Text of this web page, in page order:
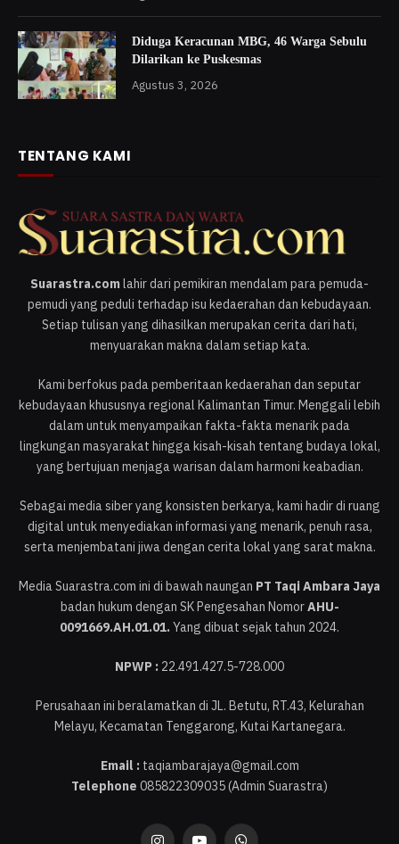
Diduga Keracunan MBG, 46 Warga Sebulu
Dilarikan ke Puskesmas
Agustus 3, 2026
TENTANG KAMI
Suarastra.comlahir dari pemikiran mendalam para pemuda-
pemudi yang peduli terhadap isu kedaerahan dan kebudayaan.
Setiap tulisan yang dihasilkan merupakan cerita dari hati,
menyuarakan makna dalam setiap kata.
Kami berfokus pada pemberitaan kedaerahan dan seputar
kebudayaan khususnya regional Kalimantan Timur. Menggali lebih
dalam untuk menyampaikan fakta-fakta menarik pada
lingkungan masyarakat hingga kisah-kisah tentang budaya lokal,
yang bertujuan menjaga warisan dalam harmoni keabadian.
Sebagai media siber yang konsisten berkarya, kami hadir di ruang
digital untuk menyediakan informasi yang menarik, penuh rasa,
serta menjembatani jiwa dengan cerita lokal yang sarat makna.
Media Suarastra.com ini di bawah naungan PT Taqi Ambara Jaya
badan hukum dengan SK Pengesahan NomorAHU-
0091669.AH.01.01.Yang dibuat sejak tahun 2024.
NPWP : 22.491.427.5-728.000
Perusahaan ini beralamatkan di JL. Betutu, RT.43, Kelurahan
Melayu, Kecamatan Tenggarong, Kutai Kartanegara.
Email :taqiambarajaya@gmail.com
Telephone 085822309035 (Admin Suarastra)